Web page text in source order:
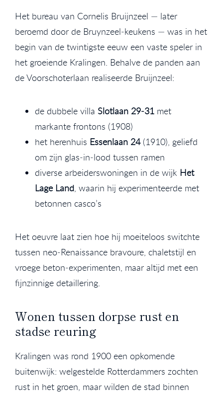
Het bureau van Cornelis Bruijnzeel — later
beroemd door de Bruynzeel‑keukens — was in het
begin van de twintigste eeuw een vaste speler in
het groeiende Kralingen. Behalve de panden aan
de Voorschoterlaan realiseerde Bruijnzeel:
de dubbele villa Slotlaan 29‑31 met
markante frontons (1908)
het herenhuis Essenlaan 24(1910), geliefd
om zijn glas‑in‑lood tussen ramen
diverse arbeiderswoningen in de wijk Het
Lage Land, waarin hij experimenteerde met
betonnen casco’s
Het oeuvre laat zien hoe hij moeiteloos switchte
tussen neo‑Renaissance bravoure, chaletstijl en
vroege beton‑experimenten, maar altijd met een
fijnzinnige detaillering.
Wonen tussen dorpse rust en
stadse reuring
Kralingen was rond 1900 een opkomende
buitenwijk: welgestelde Rotterdammers zochten
rust in het groen, maar wilden de stad binnen